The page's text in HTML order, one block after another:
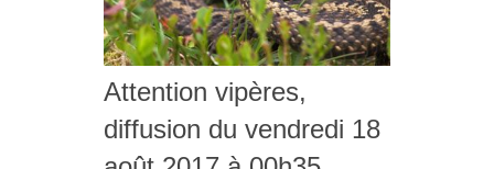
Attention vipères,
diffusion du vendredi 18